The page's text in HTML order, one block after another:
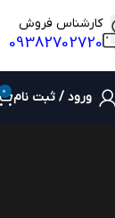
کارشناس فروش
09382702720
ورود / ثبت نام 0